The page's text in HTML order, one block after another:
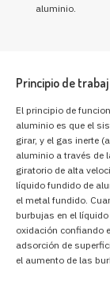
aluminio.
Principio de
El principio de
aluminio es que el
girar, y el gas inerte
aluminio a través de
giratorio de alta
líquido fundido de
el metal fundido.
burbujas en el
oxidación confiando
adsorción de
el aumento de las